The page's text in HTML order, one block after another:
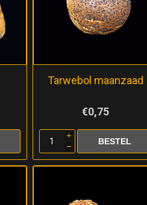
Tarwebol maanzaad
€0,75
i
h